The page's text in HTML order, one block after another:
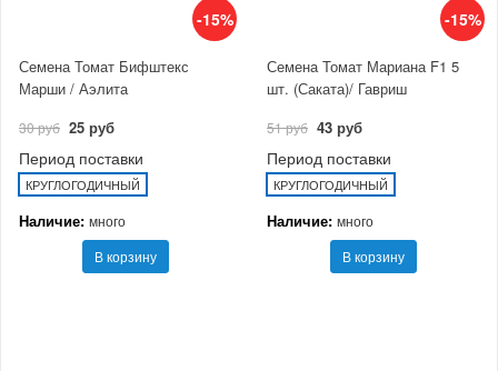
-15%
Семена Томат Бифштекс
Марши / Аэлита
30 руб 25 руб
Период поставки
КРУГЛОГОДИЧНЫЙ
Наличие: много
В корзину
-15%
Семена Томат Мариана F1 5
шт. (Саката)/ Гавриш
51 руб 43 руб
Период поставки
КРУГЛОГОДИЧНЫЙ
Наличие: много
В корзину